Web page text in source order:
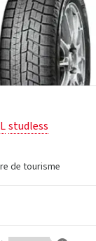
studless
de tourisme